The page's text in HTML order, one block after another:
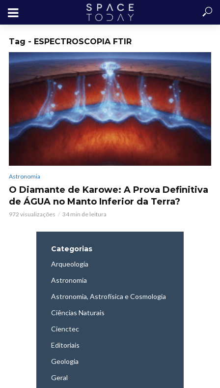
Tag - ESPECTROSCOPIA FTIR
Astronomia
O Diamante de Karowe: A Prova Definitiva
de ÁGUA no Manto Inferior da Terra?
972 visualizações 34 min de leitura
Categorias
Arqueologia
Astronomia
Astronomia, Astrofísica e Cosmologia
Ciências Naturais
Cienctec
Editoriais
Geologia
Geral